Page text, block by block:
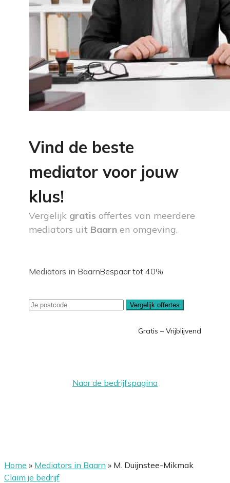
Vind de beste
mediator voor jouw
klus!
Vergelijk gratis offertes van meerdere
mediators uit Baarn en omgeving.
Mediators in BaarnBespaar tot 40%
Vergelijk offertes
Gratis – Vrijblijvend
Naar de bedrijfspagina
Home » Mediators in Baarn » M. Duijnstee-Mikmak
Claim je bedrijf